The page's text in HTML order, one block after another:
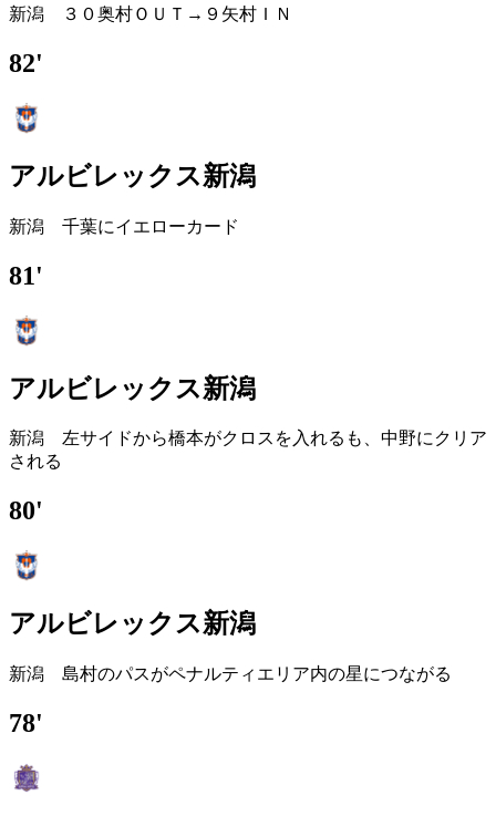
新潟 ３０奥村ＯＵＴ→９矢村ＩＮ
82'
アルビレックス新潟
新潟 千葉にイエローカード
81'
アルビレックス新潟
新潟 左サイドから橋本がクロスを入れるも、中野にクリア
される
80'
アルビレックス新潟
新潟 島村のパスがペナルティエリア内の星につながる
78'